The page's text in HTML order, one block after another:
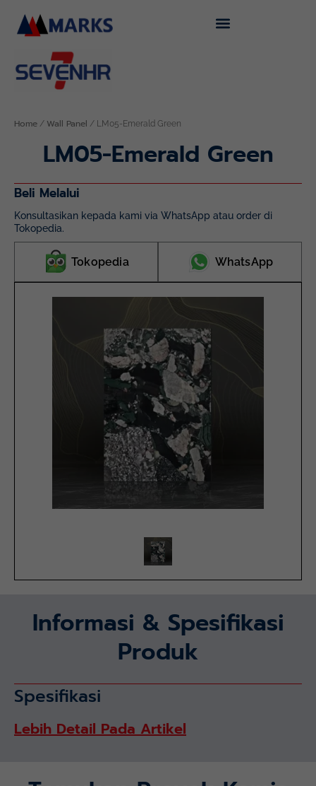
content
Home / Wall Panel / LM05-Emerald Green
LM05-Emerald Green
Beli Melalui
Konsultasikan kepada kami via WhatsApp atau order di
Tokopedia.
Tokopedia WhatsApp
Informasi & Spesifikasi
Produk
Spesifikasi
Lebih Detail Pada Artikel